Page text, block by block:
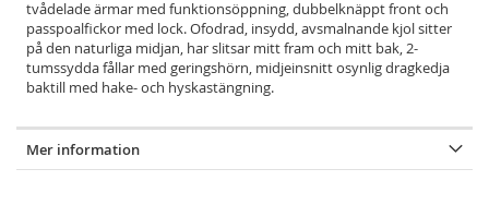
tvådelade ärmar med funktionsöppning, dubbelknäppt front och
passpoalfickor med lock. Ofodrad, insydd, avsmalnande kjol sitter
på den naturliga midjan, har slitsar mitt fram och mitt bak, 2-
tumssydda fållar med geringshörn, midjeinsnitt osynlig dragkedja
baktill med hake- och hyskastängning.
Mer information